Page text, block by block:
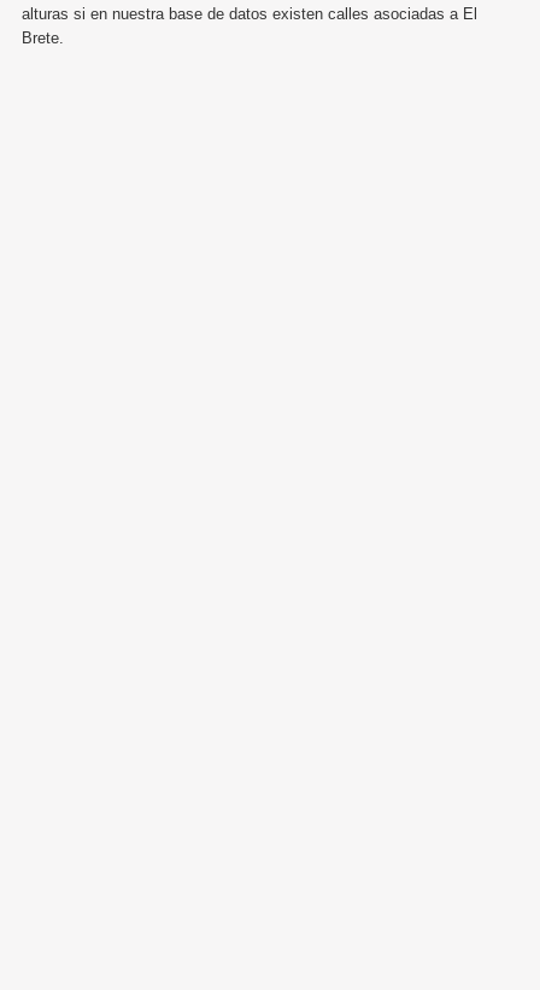
alturas si en nuestra base de datos existen calles asociadas a El
Brete.